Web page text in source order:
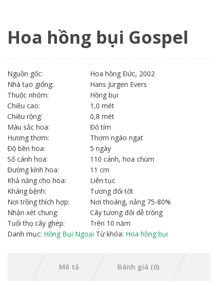
Hoa hồng bụi Gospel
Nguồn gốc:
Hoa hồng Đức, 2002
Nhà tạo giống:
Hans Jürgen Evers
Thuộc nhóm:
Hồng bụi
Chiều cao:
1,0 mét
Chiều rộng:
0,8 mét
Màu sắc hoa:
Đỏ tím
Hương thơm:
Thơm ngào ngạt
Độ bền hoa:
5 ngày
Số cánh hoa:
110 cánh, hoa chùm
Đường kính hoa:
11 cm
Khả năng cho hoa:
Liên tục
Kháng bệnh:
Tương đối tốt
Nơi trồng thích hợp:
Nơi thoáng, nắng 75-80%
Nhận xét chung:
Cây tương đối dễ trồng
Tuổi thọ cây ghép:
Trên 10 năm
Danh mục: Hồng Bụi Ngoại Từ khóa: Hoa hồng bụi
Mô tả Đánh giá (0)